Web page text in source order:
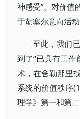
神感受”。对价值
于胡塞尔意向活
至此，我们
到了“已具有工作
术，在舍勒那里
系统的价值秩序
理学》第一和第